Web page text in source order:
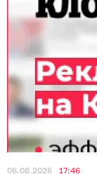
06.08.2026 17:46